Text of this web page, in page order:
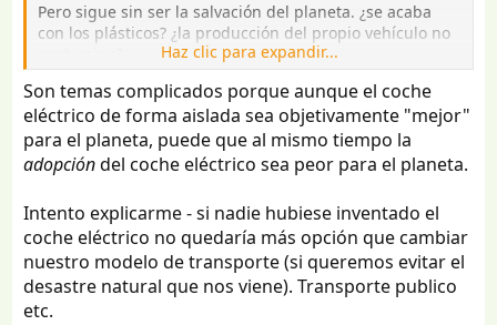
Pero sigue sin ser la salvación del planeta. ¿se acaba
con los plásticos? ¿la producción del propio vehículo no
Haz clic para expandir...
Son temas complicados porque aunque el coche
eléctrico de forma aislada sea objetivamente "mejor"
para el planeta, puede que al mismo tiempo la
adopcióndel coche eléctrico sea peor para el planeta.
Intento explicarme - si nadie hubiese inventado el
coche eléctrico no quedaría más opción que cambiar
nuestro modelo de transporte (si queremos evitar el
desastre natural que nos viene). Transporte publico
etc.